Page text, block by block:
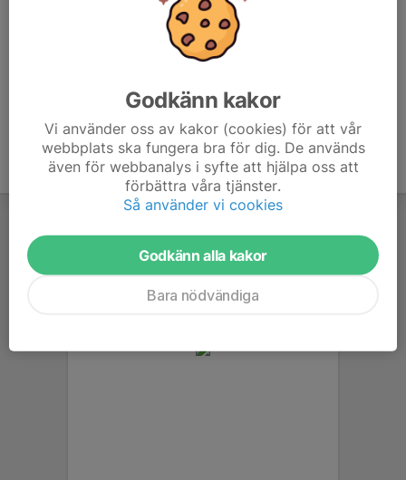
Godkänn kakor
Vi använder oss av kakor (cookies) för att vår
webbplats ska fungera bra för dig. De används
även för webbanalys i syfte att hjälpa oss att
förbättra våra tjänster.
Så använder vi cookies
Godkänn alla kakor
Bara nödvändiga